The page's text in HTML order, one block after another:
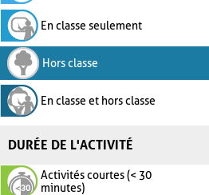
En classe seulement
Hors classe
En classe et hors classe
DURÉE DE L'ACTIVITÉ
Activités courtes (< 30
minutes)